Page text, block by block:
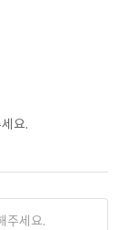
요.
주세요.